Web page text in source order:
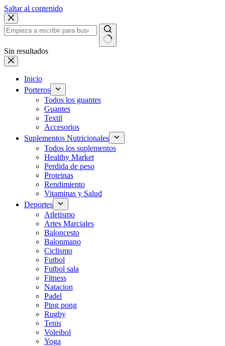
Saltar al contenido
Sin resultados
Inicio
Porteros
Todos los guantes
Guantes
Textil
Accesorios
Suplementos Nutricionales
Todos los suplementos
Healthy Market
Perdida de peso
Proteinas
Rendimiento
Vitaminas y Salud
Deportes
Atletismo
Artes Marciales
Baloncesto
Balonmano
Ciclismo
Futbol
Futbol sala
Fitness
Natacion
Padel
Ping pong
Rugby
Tenis
Voleibol
Yoga